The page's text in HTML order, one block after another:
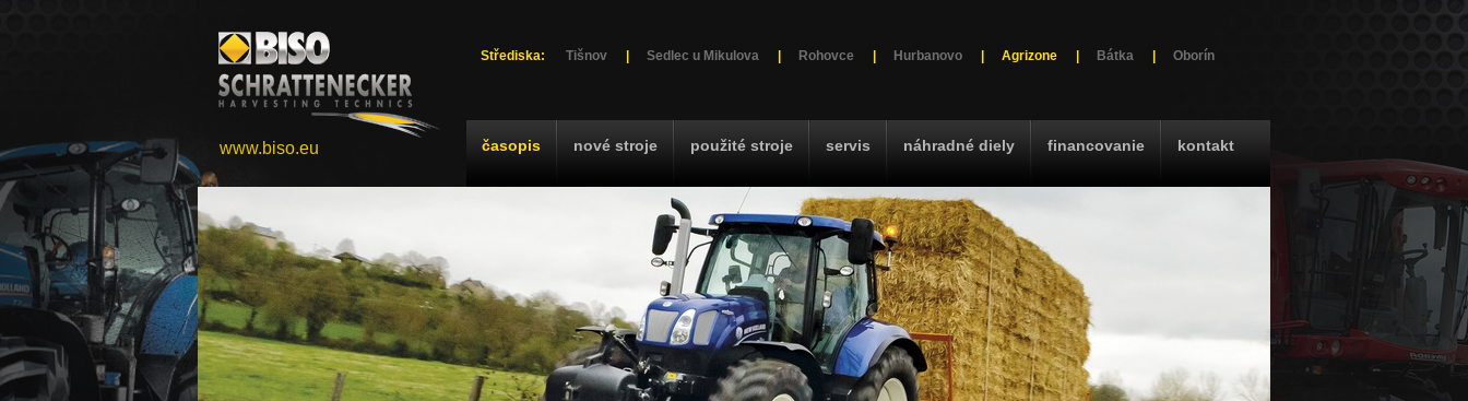
Střediska: Tišnov Sedlec u Mikulova Rohovce Hurbanovo Agrizone Bátka Oborín
časopis nové stroje použité stroje servis náhradné diely financovanie kontakt
www.biso.eu